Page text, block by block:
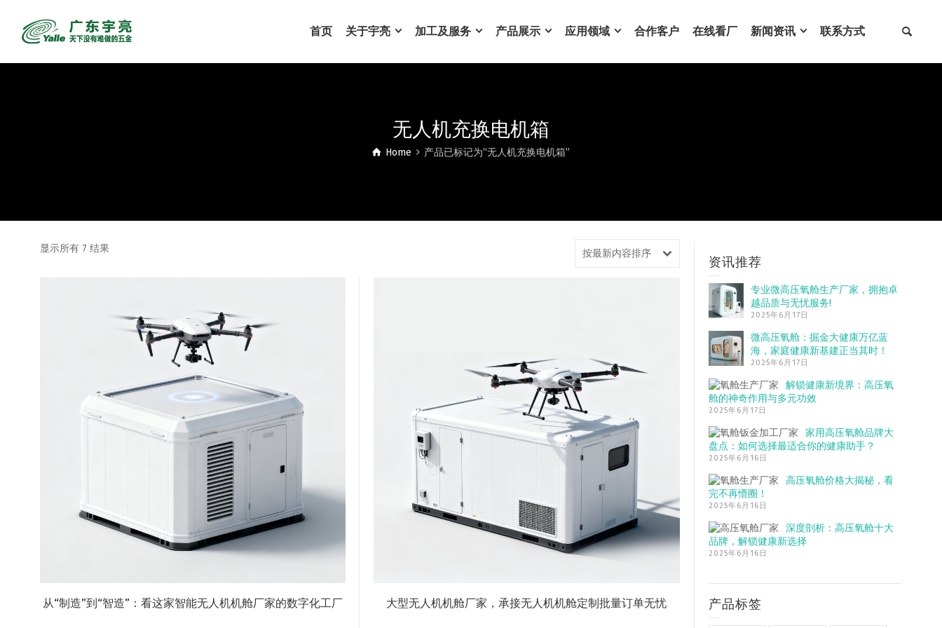
首页 关于宇亮 加工及服务 产品展示 应用领域 合作客户 在线看厂 新闻资讯 联系方式
无人机充换电机箱
Home 产品已标记为“无人机充换电机箱”
显示所有 7 结果 按最新内容排序
从“制造”到“智造”：看这家智能无人机机舱厂家的数字化工厂 大型无人机机舱厂家，承接无人机机舱定制批量订单无忧
资讯推荐
专业微高压氧舱生产厂家，拥抱卓
越品质与无忧服务!
2025年6月17日
微高压氧舱：掘金大健康万亿蓝
海，家庭健康新基建正当其时！
2025年6月17日
解锁健康新境界：高压氧
舱的神奇作用与多元功效
2025年6月17日
家用高压氧舱品牌大
盘点：如何选择最适合你的健康助手？
2025年6月16日
高压氧舱价格大揭秘，看
完不再懵圈！
2025年6月16日
深度剖析：高压氧舱十大
品牌，解锁健康新选择
2025年6月16日
产品标签